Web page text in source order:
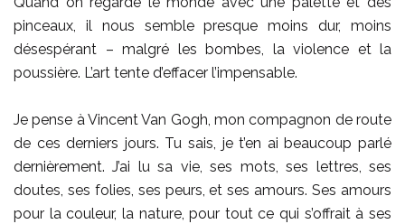
pinceaux, il nous semble presque moins dur, moins
désespérant – malgré les bombes, la violence et la
poussière. L’art tente d’effacer l’impensable.
Je pense à Vincent Van Gogh, mon compagnon de route
de ces derniers jours. Tu sais, je t’en ai beaucoup parlé
dernièrement. J’ai lu sa vie, ses mots, ses lettres, ses
doutes, ses folies, ses peurs, et ses amours. Ses amours
pour la couleur, la nature, pour tout ce qui s’offrait à ses